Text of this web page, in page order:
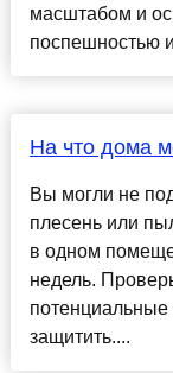
масштабом и
поспешностью
На что дома
Вы могли не
плесень или
в одном
недель.
потенциальные
защитить....